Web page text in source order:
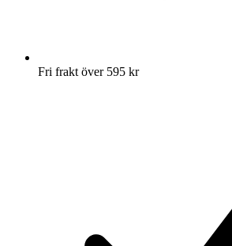
Fri frakt över 595 kr